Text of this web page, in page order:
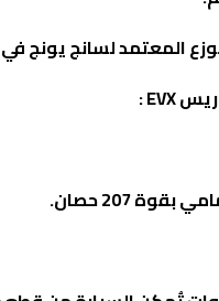
المعتمد لسانج يونج
EVX
:
207 حصان
.